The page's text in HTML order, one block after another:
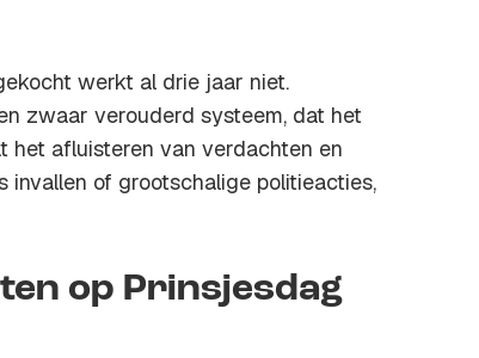
werkt al drie jaar niet.
zwaar verouderd systeem, dat het
het afluisteren van verdachten en
of grootschalige politieacties,
op Prinsjesdag